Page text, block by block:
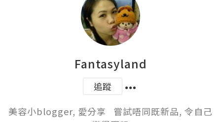
Fantasyland
追蹤
美容小blogger, 愛分享   嘗試唔同既新品, 令自己